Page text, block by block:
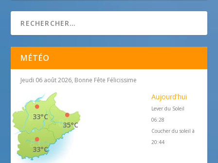
MÉTÉO
Jeudi 06 août 2026, Bonne Fête Félicissime
35°C
33°C
33°C
Aujourd'hui
Lever du Soleil
06:28
Coucher du soleil à
20:44